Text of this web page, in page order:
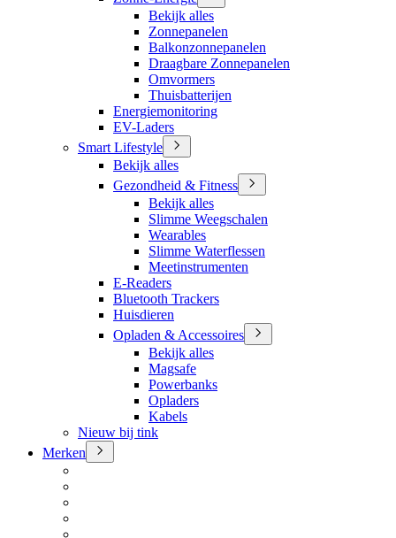
Bekijk alles
Zonnepanelen
Balkonzonnepanelen
Draagbare Zonnepanelen
Omvormers
Thuisbatterijen
Energiemonitoring
EV-Laders
Smart Lifestyle
Bekijk alles
Gezondheid & Fitness
Bekijk alles
Slimme Weegschalen
Wearables
Slimme Waterflessen
Meetinstrumenten
E-Readers
Bluetooth Trackers
Huisdieren
Opladen & Accessoires
Bekijk alles
Magsafe
Powerbanks
Opladers
Kabels
Nieuw bij tink
Merken